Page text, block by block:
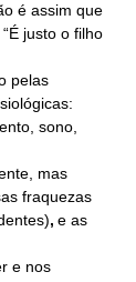
é assim que
justo o filho
pelas
sono,
mas
fraquezas
, e as
e nos